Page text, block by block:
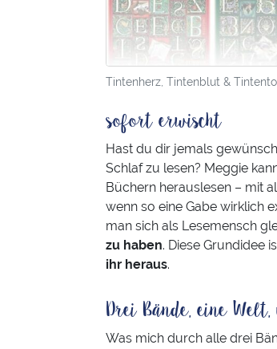
Tintenherz, Tintenblut &
sofort erwischt
Hast du dir jemals
Schlaf zu lesen? Meggie
Büchern herauslesen – mit
wenn so eine Gabe wirklich
man sich als Lesemensch
zu haben. Diese Grundidee
ihr heraus.
Drei Bände, eine
Was mich durch alle drei